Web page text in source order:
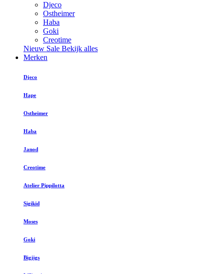
Djeco
Ostheimer
Haba
Goki
Creotime
Nieuw Sale Bekijk alles
Merken
Djeco
Hape
Ostheimer
Haba
Janod
Creotime
Atelier Pippilotta
Sigikid
Moses
Goki
Bigjigs